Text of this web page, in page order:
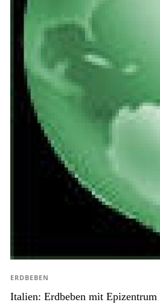
ERDBEBEN
Italien: Erdbeben mit